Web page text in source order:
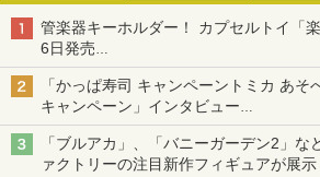
管楽器キーホルダー！ カプセルトイ「
6日発売
チューバ、テナサクなど5種各3色
「かっぱ寿司 キャンペーントミカ あそ
キャンペーン」インタビュー
子どもが楽しめるかっぱ寿司ならでは
追求
「ブルアカ」、「バニーガーデン2」な
ァクトリーの注目新作フィギュアが展